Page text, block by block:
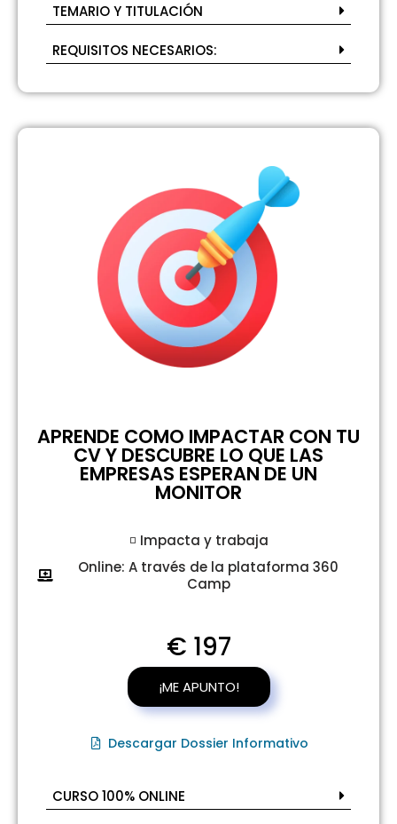
TEMARIO Y TITULACIÓN
REQUISITOS NECESARIOS:
APRENDE COMO IMPACTAR CON TU
CV Y DESCUBRE LO QUE LAS
EMPRESAS ESPERAN DE UN
MONITOR
◽ Impacta y trabaja
Online: A través de la plataforma 360
Camp
€ 197
¡ME APUNTO!
Descargar Dossier Informativo
CURSO 100% ONLINE